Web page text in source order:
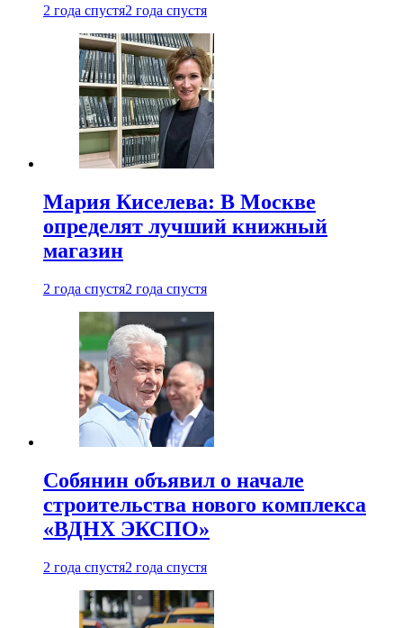
2 года спустя2 года спустя
Мария Киселева: В Москве
определят лучший книжный
магазин
2 года спустя2 года спустя
Собянин объявил о начале
строительства нового комплекса
«ВДНХ ЭКСПО»
2 года спустя2 года спустя